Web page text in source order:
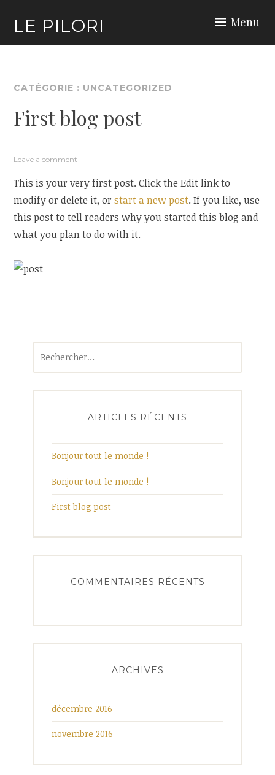
content
LE PILORI Menu
CATÉGORIE : UNCATEGORIZED
First blog post
Leave a comment
This is your very first post. Click the Edit link to
modify or delete it, orstart a new post. If you like, use
this post to tell readers why you started this blog and
what you plan to do with it.
ARTICLES RÉCENTS
Bonjour tout le monde !
Bonjour tout le monde !
First blog post
COMMENTAIRES RÉCENTS
ARCHIVES
décembre 2016
novembre 2016